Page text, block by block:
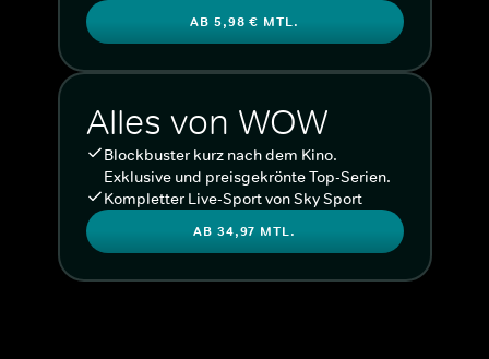
AB 5,98 € MTL.
Alles von WOW
Blockbuster kurz nach dem Kino.
Exklusive und preisgekrönte Top-Serien.
Kompletter Live-Sport von Sky Sport
AB 34,97 MTL.